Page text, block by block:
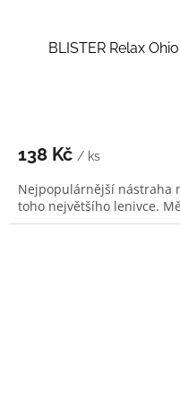
BLISTER Relax
138 Kč / ks
Nejpopulárnější nástraha
toho největšího lenivce.